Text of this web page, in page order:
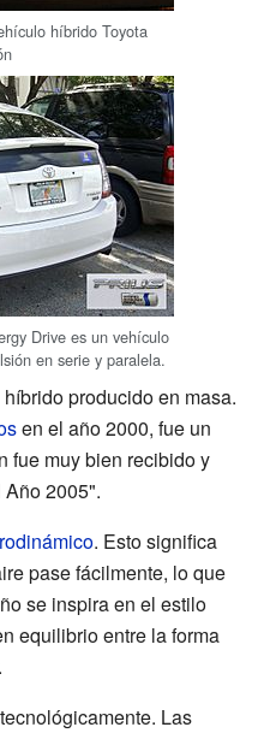
híbrido Toyota
Drive es un vehículo
en serie y paralela.
producido en masa.
en el año 2000, fue un
fue muy bien recibido y
2005".
. Esto significa
pase fácilmente, lo que
se inspira en el estilo
equilibrio entre la forma
Las